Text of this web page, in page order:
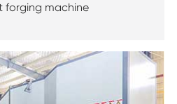
forging machine